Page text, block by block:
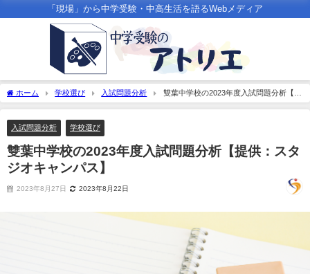
「現場」から中学受験・中高生活を語るWebメディア
ホーム 学校選び 入試問題分析
雙葉中学校の2023年度入試問題分析【提
供：スタジオキャンパス】
入試問題分析 学校選び
雙葉中学校の2023年度入試問題分析【提供：スタ
ジオキャンパス】
2023年8月27日 2023年8月22日